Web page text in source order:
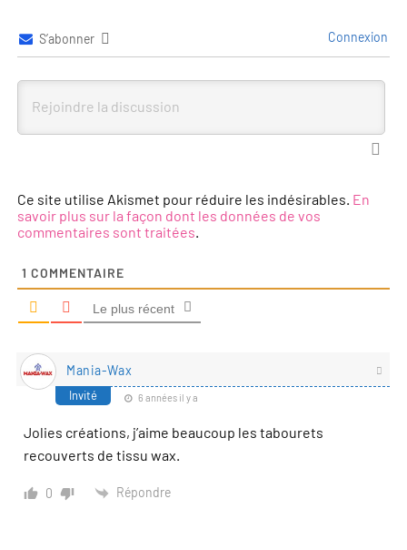
S’abonner Connexion
Ce site utilise Akismet pour réduire les indésirables. En
savoir plus sur la façon dont les données de vos
commentaires sont traitées.
1 COMMENTAIRE
Le plus récent
Mania-Wax
Invité 6 années il y a
Jolies créations, j’aime beaucoup les tabourets
recouverts de tissu wax.
0 Répondre